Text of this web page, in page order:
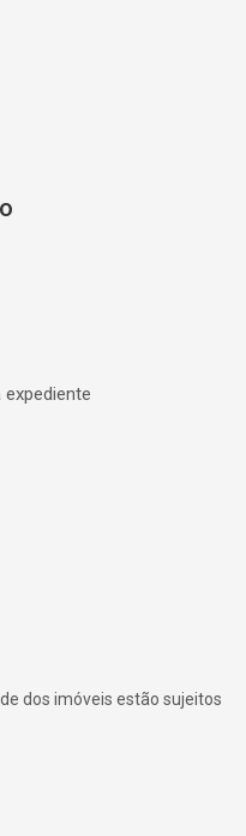
expediente
dos imóveis estão sujeitos